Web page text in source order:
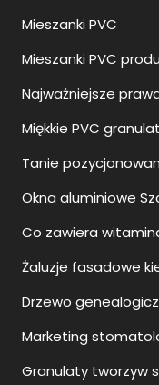
Mieszanki PVC
Mieszanki PVC
Najważniejsze
Miękkie PVC granulat
Tanie
Okna aluminiowe
Co zawiera
Żaluzje fasadowe
Drzewo
Marketing
Granulaty tworzyw